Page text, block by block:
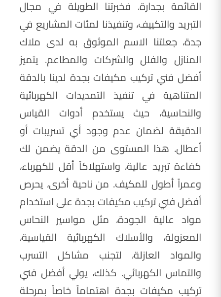
القائمة بجدارة. فخبرتنا الطويلة في مجال
التبريد والتكييف، وتنفيذنا لمئات المشاريع في
جدة، جعلتنا الاسم الموثوق به لدى ملاك
المنازل والفلل والشركات والمطاعم. يتميز
أفضل فني تركيب مكيفات بجدة لدينا بالدقة
المتناهية في تنفيذ التمديدات الكهربائية
والنحاسية، حيث يستخدم أدوات القياس
الدقيقة لضمان عدم وجود أي تسريبات أو
أعطال. هذا المستوى من الدقة يضمن لك
كفاءة تبريد عالية، واستهلاكاً أقل للكهرباء،
وعمراً أطول للمكيف. من ناحية أخرى، يحرص
أفضل فني تركيب مكيفات بجدة على استخدام
مواد عالية الجودة، مثل مواسير النحاس
المعزولة، والأسلاك الكهربائية القياسية،
والمواد العازلة، لتجنب مشاكل التسرب
والتماس الكهربائي. كذلك، يولي أفضل فني
تركيب مكيفات بجدة اهتماماً خاصاً بمرحلة